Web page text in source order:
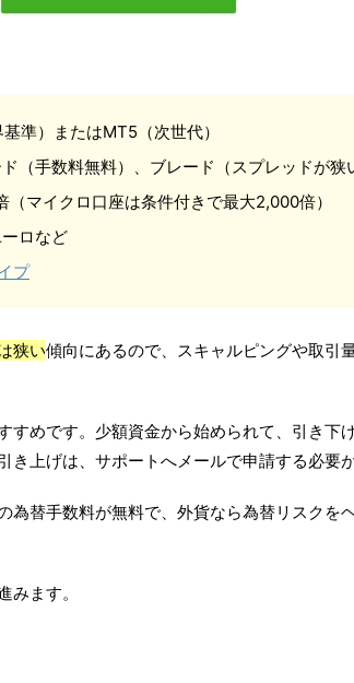
準）またはMT5（次世代）
（手数料無料）、ブレード（スプレッドが狭
（マイクロ口座は条件付きで最大2,000倍）
ロなど
プ
狭い傾向にあるので、スキャルピングや取引
すめです。少額資金から始められて、引き下
き上げは、サポートへメールで申請する必要が
為替手数料が無料で、外貨なら為替リスクを
みます。